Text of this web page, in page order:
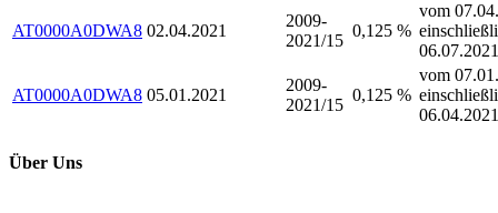
AT0000A0DWA8 02.04.2021
2009-
2021/15
0,125 %
vom
06.07.2021
AT0000A0DWA8 05.01.2021
2009-
2021/15
0,125 %
vom
06.04.2021
Über Uns